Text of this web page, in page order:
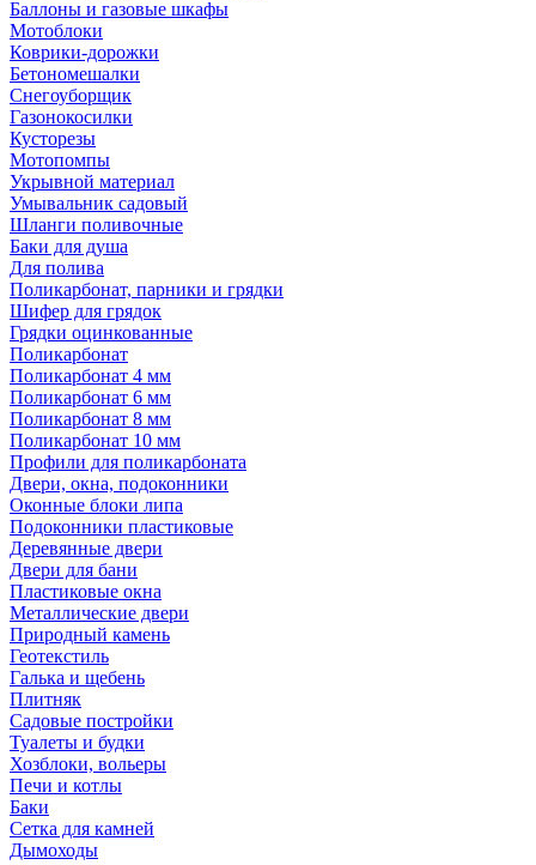
Баллоны и газовые шкафы
Мотоблоки
Коврики-дорожки
Бетономешалки
Снегоуборщик
Газонокосилки
Кусторезы
Мотопомпы
Укрывной материал
Умывальник садовый
Шланги поливочные
Баки для душа
Для полива
Поликарбонат, парники и грядки
Шифер для грядок
Грядки оцинкованные
Поликарбонат
Поликарбонат 4 мм
Поликарбонат 6 мм
Поликарбонат 8 мм
Поликарбонат 10 мм
Профили для поликарбоната
Двери, окна, подоконники
Оконные блоки липа
Подоконники пластиковые
Деревянные двери
Двери для бани
Пластиковые окна
Металлические двери
Природный камень
Геотекстиль
Галька и щебень
Плитняк
Садовые постройки
Туалеты и будки
Хозблоки, вольеры
Печи и котлы
Баки
Сетка для камней
Дымоходы